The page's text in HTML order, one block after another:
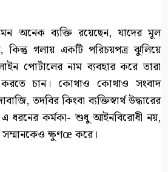
অনেক ব্যক্তি রয়েছেন, যাদের মূল
কিন্তু গলায় একটি পরিচয়পত্র ঝুলিয়ে
পোর্টালের নাম ব্যবহার করে তারা
করতে চান। কোথাও কোথাও সংবাদ
তদবির কিংবা ব্যক্তিস্বার্থ উদ্ধারের
ধরনের কর্মকা- শুধু আইনবিরোধী নয়,
সম্মানকেও ক্ষুণœ করে।